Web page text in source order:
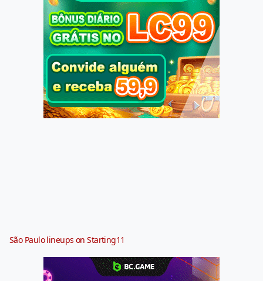
São Paulo lineups on Starting11